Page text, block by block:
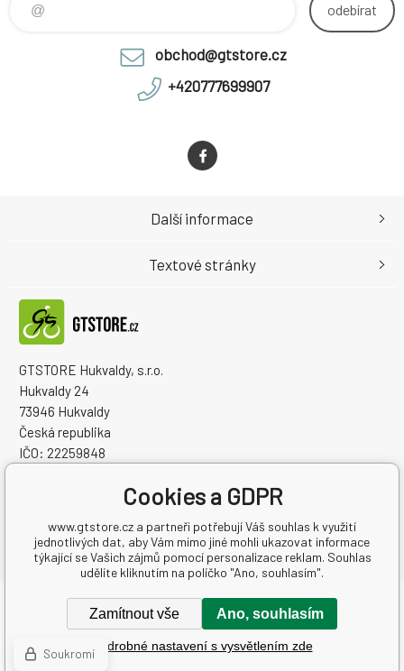
odebírat
obchod@gtstore.cz
+420777699907
GTSTORE Hukvaldy, s.r.o.
Hukvaldy 24
73946 Hukvaldy
Česká republika
IČO: 22259848
Další informace
Textové stránky
Copyright © 2026 GTSTORE Hukvaldy, s.r.o.
Všechna práva vyhrazena.
Tvorbu webové stránkyzajistilBINARGON.cz-Mapa stránek
Cookies a GDPR
www.gtstore.cz a partneři potřebují Váš souhlas k využití
jednotlivých dat, aby Vám mimo jiné mohli ukazovat informace
týkající se Vašich zájmů pomocí personalizace reklam. Souhlas
udělíte kliknutím na políčko "Ano, souhlasím".
Zamítnout vše Ano, souhlasím
Podrobné nastavení s vysvětlením zde
Soukromí